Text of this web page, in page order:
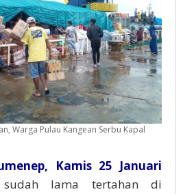
Warga Pulau Kangean Serbu Kapal
Kamis 25 Januari
lama tertahan di